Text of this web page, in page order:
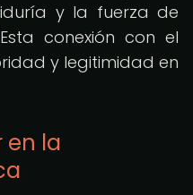
y la fuerza de
conexión con el
y legitimidad en
en la